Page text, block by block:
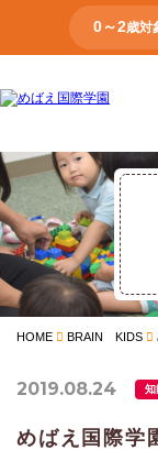
0～2歳対
HOME BRAIN KIDS
2019.08.24 知
めばえ国際学